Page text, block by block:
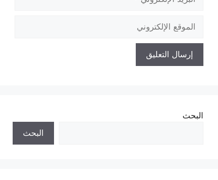
الإلكتروني
الموقع
الإلكتروني
البحث
البحث